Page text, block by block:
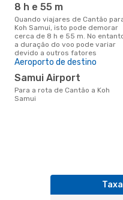
8 h e 55 m
Quando viajares de Cantão para
Koh Samui, isto pode demorar
cerca de 8 h e 55 m. No
a duração do voo pode variar
devido a outros fatores
Aeroporto de destino
Samui Airport
Para a rota de Cantão a Koh
Samui